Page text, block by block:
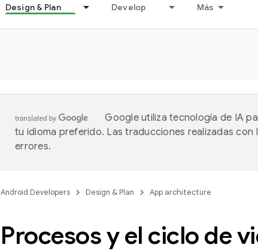
Design & Plan Develop Más
Google utiliza tecnología de IA
tu idioma preferido. Las traducciones realizadas con
errores.
Android Developers Design & Plan App architecture
Procesos y el ciclo de